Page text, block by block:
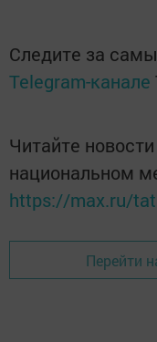
Следите за
Telegram-канале
Читайте
национальном
https://max.ru/
Перейти